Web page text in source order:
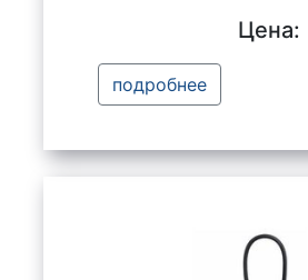
Цена:
подробнее